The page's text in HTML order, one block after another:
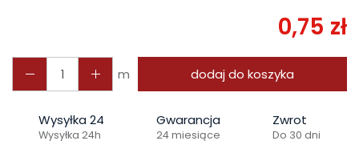
0,75 zł
m dodaj do koszyka
Wysyłka 24
Wysyłka 24h
Gwarancja
24 miesiące
Zwrot
Do 30 dni